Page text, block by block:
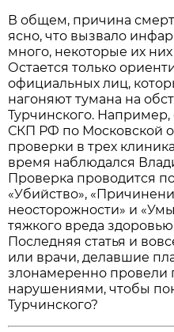
В общем, причина
ясно, что вызвало
много, некоторые их
Остается только
официальных лиц,
нагоняют тумана на
Турчинского.
СКП РФ по Московской
проверки в трех
время наблюдался
Проверка проводится
«Убийство»,
неосторожности» и
тяжкого вреда
Последняя статья и
или врачи, делавшие
злонамеренно провели
нарушениями, чтобы
Турчинского?